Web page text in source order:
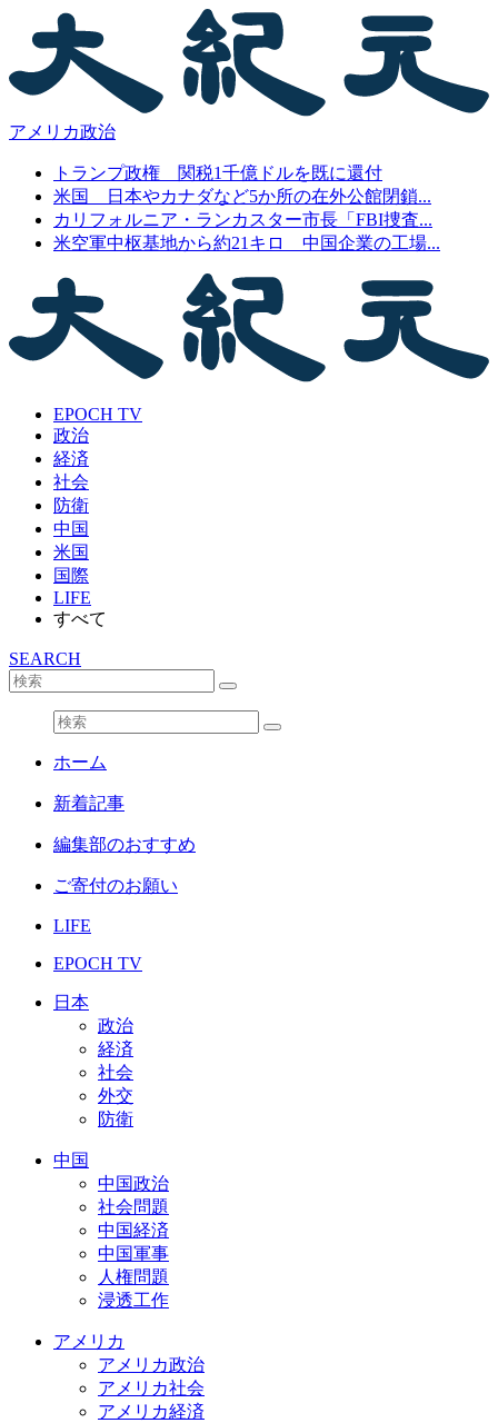
アメリカ政治
トランプ政権 関税1千億ドルを既に還付
米国 日本やカナダなど5か所の在外公館閉鎖...
カリフォルニア・ランカスター市長「FBI捜査...
米空軍中枢基地から約21キロ 中国企業の工場...
EPOCH TV
政治
経済
社会
防衛
中国
米国
国際
LIFE
すべて
SEARCH
ホーム
新着記事
編集部のおすすめ
ご寄付のお願い
LIFE
EPOCH TV
日本
政治
経済
社会
外交
防衛
中国
中国政治
社会問題
中国経済
中国軍事
人権問題
浸透工作
アメリカ
アメリカ政治
アメリカ社会
アメリカ経済